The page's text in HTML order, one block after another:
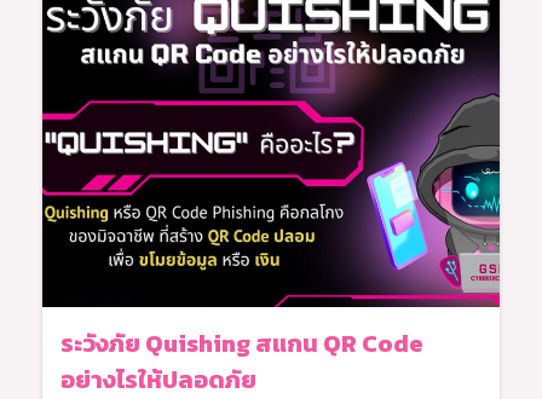
ระวังภัย Quishing สแกน QR Code
อย่างไรให้ปลอดภัย